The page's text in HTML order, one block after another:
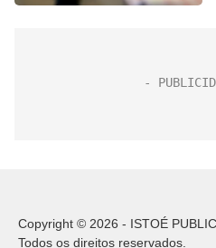
Copyright © 2026 - ISTOÉ
Todos os direitos reservados.